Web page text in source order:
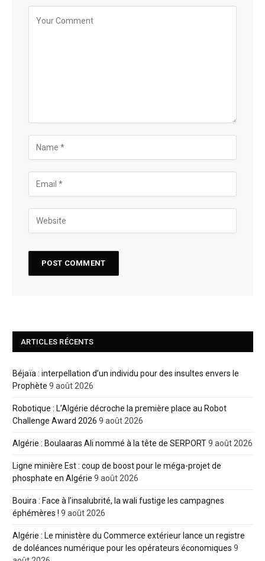
ARTICLES RÉCENTS
Béjaïa : interpellation d’un individu pour des insultes envers le
Prophète 9 août 2026
Robotique : L’Algérie décroche la première place au Robot
Challenge Award 2026 9 août 2026
Algérie : Boulaaras Ali nommé à la tête de SERPORT9 août 2026
Ligne minière Est : coup de boost pour le méga-projet de
phosphate en Algérie 9 août 2026
Bouira : Face à l’insalubrité, la wali fustige les campagnes
éphémères ! 9 août 2026
Algérie : Le ministère du Commerce extérieur lance un registre
de doléances numérique pour les opérateurs économiques 9